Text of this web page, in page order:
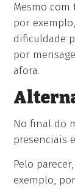
Mesmo com
por
dificuldade
por
afora.
No final do
presenciais
Pelo
exemplo,